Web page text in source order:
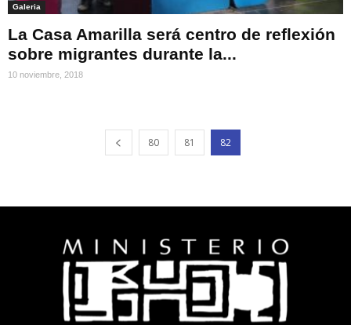
Galeria
La Casa Amarilla será centro de reflexión
sobre migrantes durante la...
10 noviembre, 2018
80 81 82